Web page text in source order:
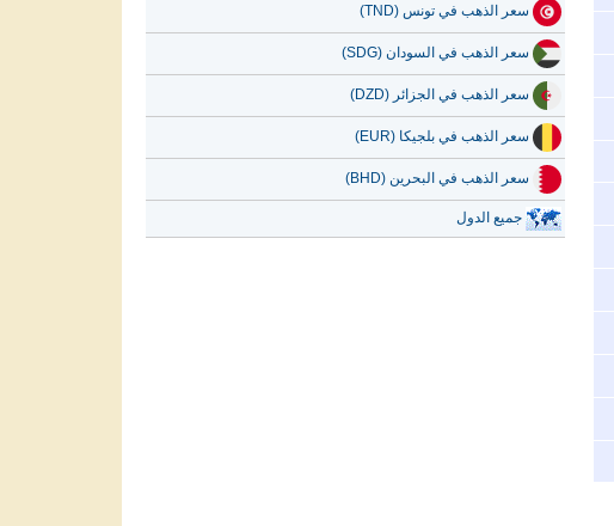
سعر الذهب في تونس (TND)
سعر الذهب في السودان (SDG)
سعر الذهب في الجزائر (DZD)
سعر الذهب في بلجيكا (EUR)
سعر الذهب في البحرين (BHD)
جميع الدول